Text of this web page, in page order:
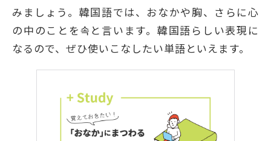
みましょう。韓国語では、おなかや胸、さらに心
の中のことを속と言います。韓国語らしい表現に
なるので、ぜひ使いこなしたい単語といえます。